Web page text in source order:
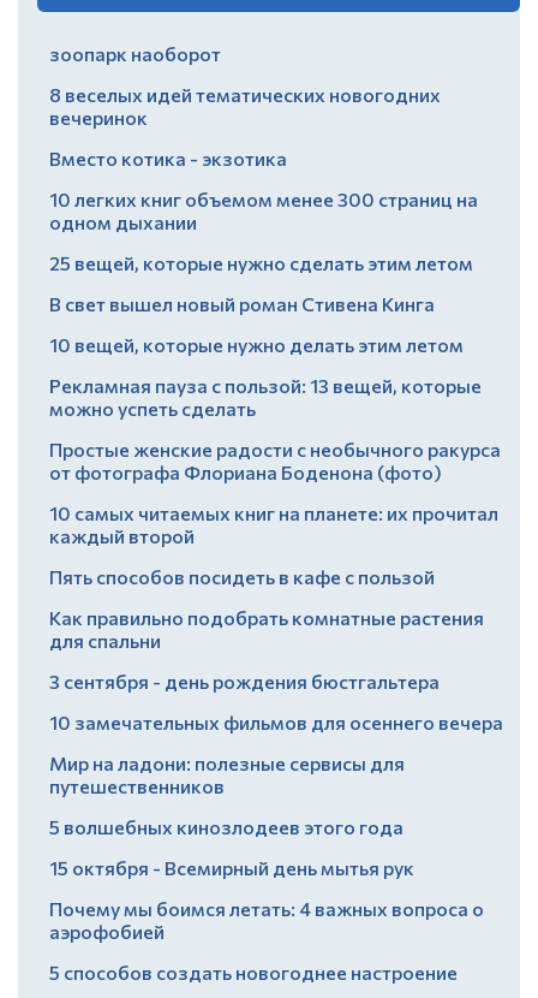
зоопарк наоборот
8 веселых идей тематических новогодних
вечеринок
Вместо котика - экзотика
10 легких книг объемом менее 300 страниц на
одном дыхании
25 вещей, которые нужно сделать этим летом
В свет вышел новый роман Стивена Кинга
10 вещей, которые нужно делать этим летом
Рекламная пауза с пользой: 13 вещей, которые
можно успеть сделать
Простые женские радости с необычного ракурса
от фотографа Флориана Боденона (фото)
10 самых читаемых книг на планете: их прочитал
каждый второй
Пять способов посидеть в кафе с пользой
Как правильно подобрать комнатные растения
для спальни
3 сентября - день рождения бюстгальтера
10 замечательных фильмов для осеннего вечера
Мир на ладони: полезные сервисы для
путешественников
5 волшебных кинозлодеев этого года
15 октября - Всемирный день мытья рук
Почему мы боимся летать: 4 важных вопроса о
аэрофобией
5 способов создать новогоднее настроение